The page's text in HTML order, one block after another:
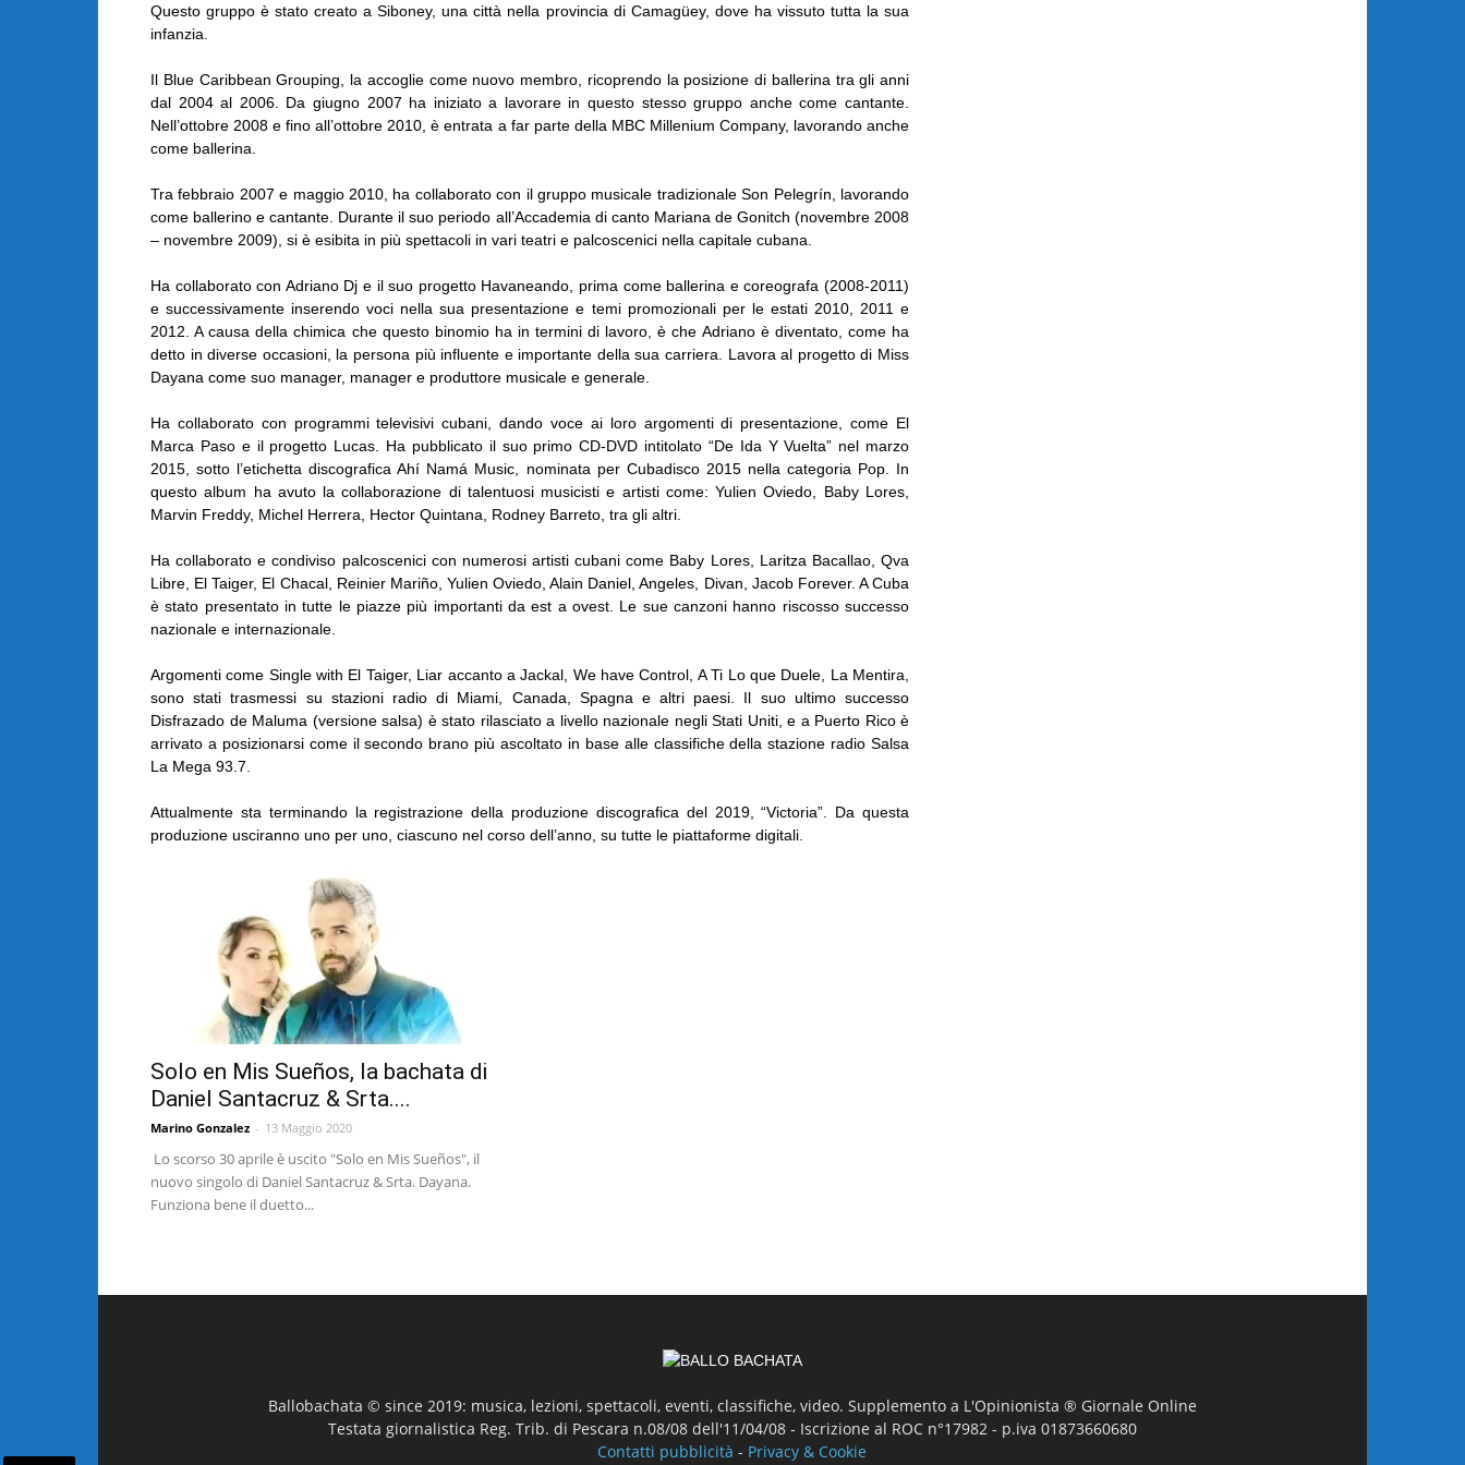
Questo gruppo è stato creato a Siboney, una città nella provincia di Camagüey, dove ha vissuto tutta la sua
infanzia.
Il Blue Caribbean Grouping, la accoglie come nuovo membro, ricoprendo la posizione di ballerina tra gli anni
dal 2004 al 2006. Da giugno 2007 ha iniziato a lavorare in questo stesso gruppo anche come cantante.
Nell’ottobre 2008 e fino all’ottobre 2010, è entrata a far parte della MBC Millenium Company, lavorando anche
come ballerina.
Tra febbraio 2007 e maggio 2010, ha collaborato con il gruppo musicale tradizionale Son Pelegrín, lavorando
come ballerino e cantante. Durante il suo periodo all’Accademia di canto Mariana de Gonitch (novembre 2008
– novembre 2009), si è esibita in più spettacoli in vari teatri e palcoscenici nella capitale cubana.
Ha collaborato con Adriano Dj e il suo progetto Havaneando, prima come ballerina e coreografa (2008-2011)
e successivamente inserendo voci nella sua presentazione e temi promozionali per le estati 2010, 2011 e
2012. A causa della chimica che questo binomio ha in termini di lavoro, è che Adriano è diventato, come ha
detto in diverse occasioni, la persona più influente e importante della sua carriera. Lavora al progetto di Miss
Dayana come suo manager, manager e produttore musicale e generale.
Ha collaborato con programmi televisivi cubani, dando voce ai loro argomenti di presentazione, come El
Marca Paso e il progetto Lucas. Ha pubblicato il suo primo CD-DVD intitolato “De Ida Y Vuelta” nel marzo
2015, sotto l’etichetta discografica Ahí Namá Music, nominata per Cubadisco 2015 nella categoria Pop. In
questo album ha avuto la collaborazione di talentuosi musicisti e artisti come: Yulien Oviedo, Baby Lores,
Marvin Freddy, Michel Herrera, Hector Quintana, Rodney Barreto, tra gli altri.
Ha collaborato e condiviso palcoscenici con numerosi artisti cubani come Baby Lores, Laritza Bacallao, Qva
Libre, El Taiger, El Chacal, Reinier Mariño, Yulien Oviedo, Alain Daniel, Angeles, Divan, Jacob Forever. A Cuba
è stato presentato in tutte le piazze più importanti da est a ovest. Le sue canzoni hanno riscosso successo
nazionale e internazionale.
Argomenti come Single with El Taiger, Liar accanto a Jackal, We have Control, A Ti Lo que Duele, La Mentira,
sono stati trasmessi su stazioni radio di Miami, Canada, Spagna e altri paesi. Il suo ultimo successo
Disfrazado de Maluma (versione salsa) è stato rilasciato a livello nazionale negli Stati Uniti, e a Puerto Rico è
arrivato a posizionarsi come il secondo brano più ascoltato in base alle classifiche della stazione radio Salsa
La Mega 93.7.
Attualmente sta terminando la registrazione della produzione discografica del 2019, “Victoria”. Da questa
produzione usciranno uno per uno, ciascuno nel corso dell’anno, su tutte le piattaforme digitali.
Solo en Mis Sueños, la bachata di
Daniel Santacruz & Srta....
Marino Gonzalez - 13 Maggio 2020
Lo scorso 30 aprile è uscito "Solo en Mis Sueños", il
nuovo singolo di Daniel Santacruz & Srta. Dayana.
Funziona bene il duetto...
Ballobachata © since 2019: musica, lezioni, spettacoli, eventi, classifiche, video. Supplemento a L'Opinionista ® Giornale Online
Testata giornalistica Reg. Trib. di Pescara n.08/08 dell'11/04/08 - Iscrizione al ROC n°17982 - p.iva 01873660680
Contatti pubblicità - Privacy & Cookie